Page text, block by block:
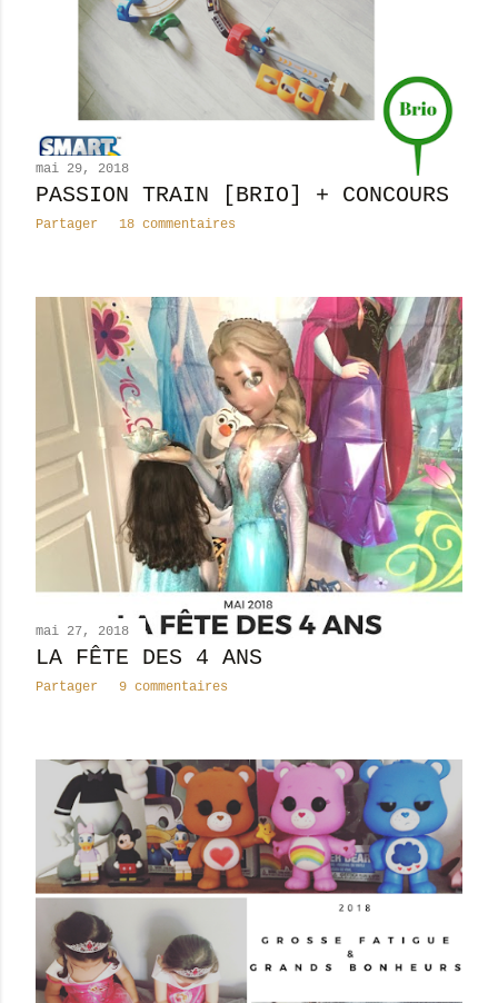
mai 29, 2018
PASSION TRAIN [BRIO] + CONCOURS
Partager 18 commentaires
mai 27, 2018
LA FÊTE DES 4 ANS
Partager 9 commentaires